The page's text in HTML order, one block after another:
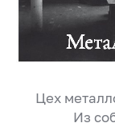
Цех
Из